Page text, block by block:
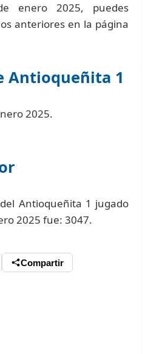
enero 2025, puedes
anteriores en la página
Antioqueñita 1
2025.
Antioqueñita 1 jugado
2025 fue: 3047.
Compartir